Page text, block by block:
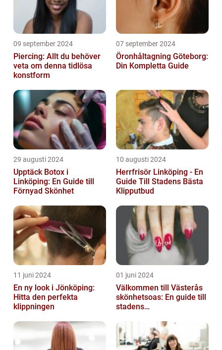
09 september 2024
Piercing: Allt du behöver
veta om denna tidlösa
konstform
07 september 2024
Öronhåltagning Göteborg:
Din Kompletta Guide
29 augusti 2024
Upptäck Botox i
Linköping: En Guide till
Förnyad Skönhet
10 augusti 2024
Herrfrisör Linköping - En
Guide Till Stadens Bästa
Klipputbud
11 juni 2024
En ny look i Jönköping:
Hitta den perfekta
klippningen
01 juni 2024
Välkommen till Västerås
skönhetsoas: En guide till
stadens